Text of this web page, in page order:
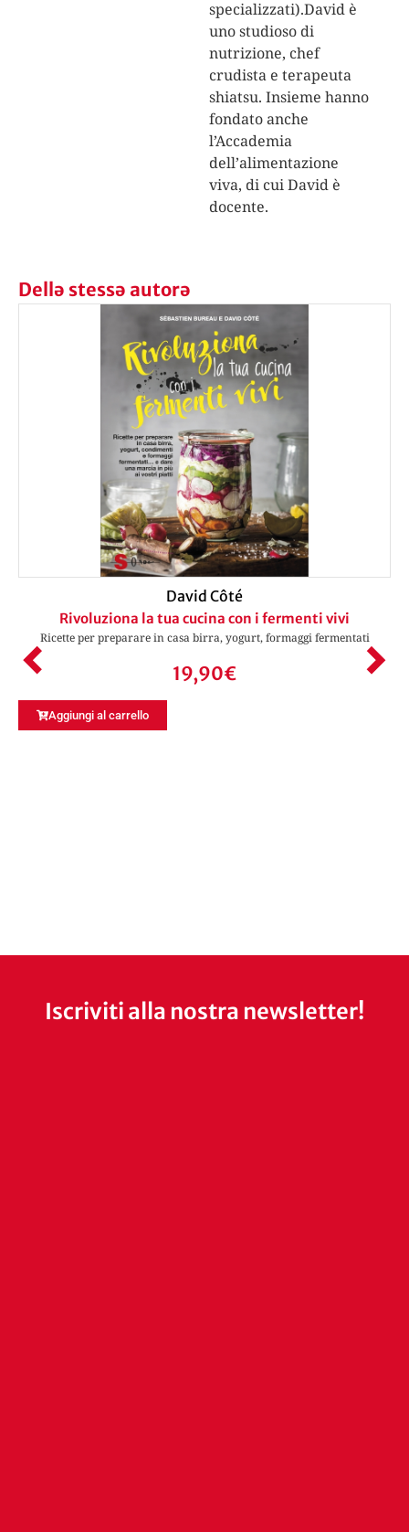
specializzati).David è
uno studioso di
nutrizione, chef
crudista e terapeuta
shiatsu. Insieme hanno
fondato anche
l’Accademia
dell’alimentazione
viva, di cui David è
docente.
Dellə stessə autorə
David Côté
Rivoluziona la tua cucina con i fermenti vivi
Ricette per preparare in casa birra, yogurt, formaggi fermentati
19,90€
Aggiungi al carrello
Iscriviti alla nostra newsletter!